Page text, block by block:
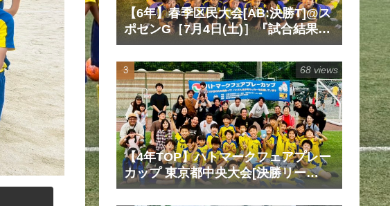
【6年】春季区民大会[AB:決勝T]@ス
ポセンG［7月4日(土)］『試合結果』
『マッチレポート』『試合動画』
【4年TOP】ハトマークフェアプレー
カップ 東京都中央大会[決勝リー
グ]@清瀬内山運動公園サッカー場
68 views